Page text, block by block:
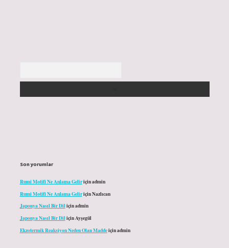
Son yorumlar
Rumi Motifi Ne Anlama Geliriçinadmin
Rumi Motifi Ne Anlama GeliriçinNazlıcan
Japonya Nasıl Bir Diliçinadmin
Japonya Nasıl Bir DiliçinAyşegül
Ekzotermik Reaksiyon Neden Olan Maddeiçinadmin